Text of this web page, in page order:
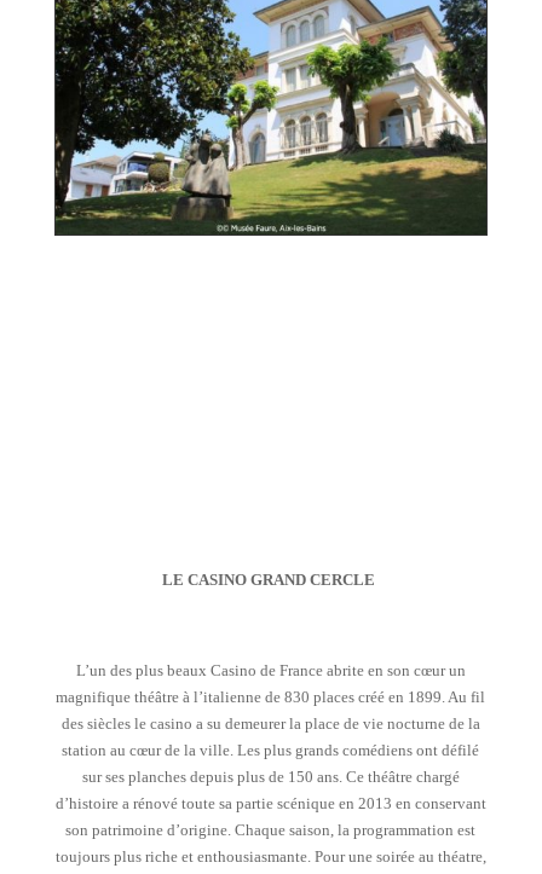
LE CASINO GRAND CERCLE
L’un des plus beaux Casino de France abrite en son cœur un
magnifique théâtre à l’italienne de 830 places créé en 1899. Au fil
des siècles le casino a su demeurer la place de vie nocturne de la
station au cœur de la ville. Les plus grands comédiens ont défilé
sur ses planches depuis plus de 150 ans. Ce théâtre chargé
d’histoire a rénové toute sa partie scénique en 2013 en conservant
son patrimoine d’origine. Chaque saison, la programmation est
toujours plus riche et enthousiasmante. Pour une soirée au théatre,